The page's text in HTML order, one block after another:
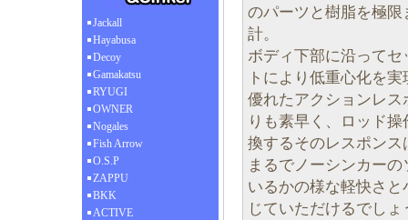
Jackall
Hayabusa
Decoy
Gamakatsu
RYUGI
OWNER
Nogales
Fish Arrow
O.S.P
ZAPPU
BKK
ACTIVE
のパーツと樹脂を極
計。
ボディ下部に沿って
トにより低重心化を実
優れたアクションレ
りも素早く、ロッド
換するそのレスポンス
まるでノーシンカー
いるかの様な軽快さ
じていただけるでしょ